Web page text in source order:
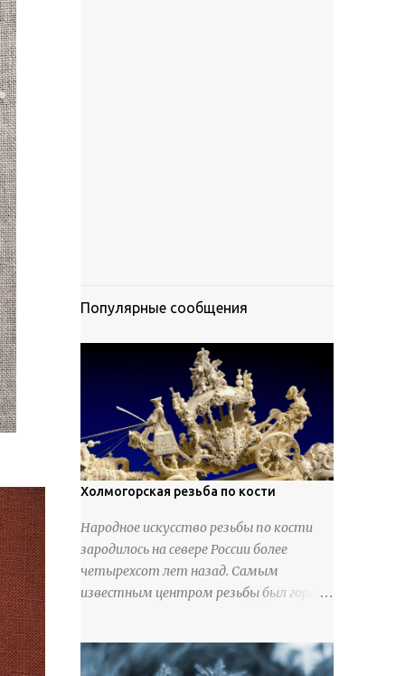
Популярные сообщения
Холмогорская резьба по кости
Народное искусство резьбы по кости
зародилось на севере России более
четырехсот лет назад. Самым
известным центром резьбы был город
служили кости тюленей, рыб и моржей.